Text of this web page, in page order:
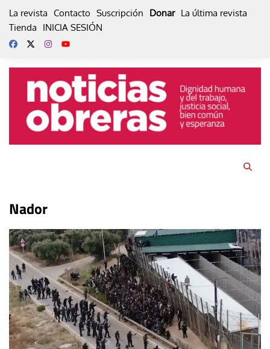
La revista Contacto Suscripción Donar La última revista
Tienda
INICIA SESIÓN
Nador